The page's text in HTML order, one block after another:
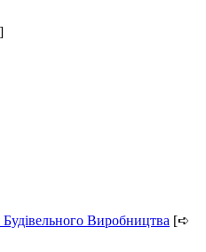
Виробництва [➪